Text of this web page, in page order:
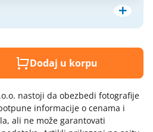
Dodaj u korpu
led trake 150w 24vdc ip20
nastoji da obezbedi fotografije
informacije o cenama i
ali ne može garantovati